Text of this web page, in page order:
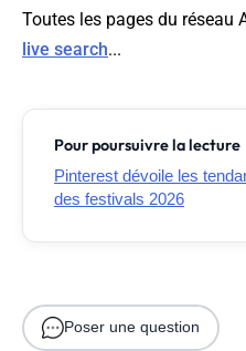
Toutes les pages du réseau
live search...
Pour poursuivre la lecture
Pinterest dévoile les
des festivals 2026
Poser une question